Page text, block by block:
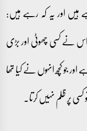
ہیں اور یہ کہ رہے ہیں:
نے کسی چھوٹی اور بڑی
جو کچھ انہوں نے کیا تھا
پر ظلم نہیں کرتا۔